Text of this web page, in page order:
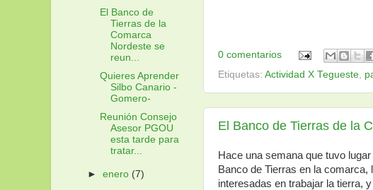
0 comentarios
Etiquetas: Actividad X Tegueste,
El Banco de Tierras de la
Hace una semana que tuvo
Banco de Tierras en la
interesadas en trabajar la tierra,
El Banco de
Tierras de la
Comarca
Nordeste se
reun...
Quieres Aprender
Silbo Canario -
Gomero-
Reunión Consejo
Asesor PGOU
esta tarde para
tratar...
►enero (7)